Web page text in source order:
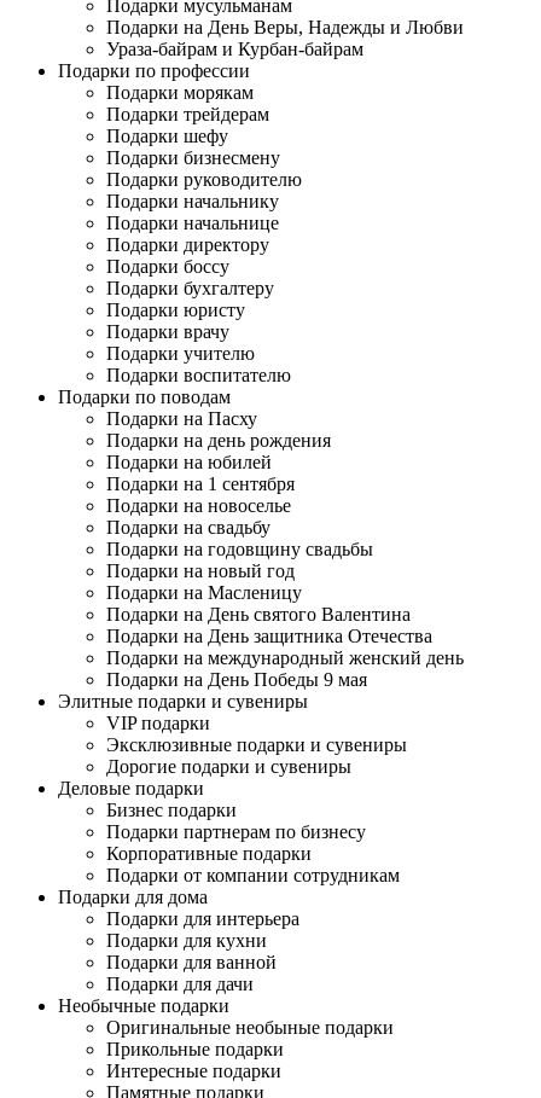
Подарки мусульманам
Подарки на День Веры, Надежды и Любви
Ураза-байрам и Курбан-байрам
Подарки по профессии
Подарки морякам
Подарки трейдерам
Подарки шефу
Подарки бизнесмену
Подарки руководителю
Подарки начальнику
Подарки начальнице
Подарки директору
Подарки боссу
Подарки бухгалтеру
Подарки юристу
Подарки врачу
Подарки учителю
Подарки воспитателю
Подарки по поводам
Подарки на Пасху
Подарки на день рождения
Подарки на юбилей
Подарки на 1 сентября
Подарки на новоселье
Подарки на свадьбу
Подарки на годовщину свадьбы
Подарки на новый год
Подарки на Масленицу
Подарки на День святого Валентина
Подарки на День защитника Отечества
Подарки на международный женский день
Подарки на День Победы 9 мая
Элитные подарки и сувениры
VIP подарки
Эксклюзивные подарки и сувениры
Дорогие подарки и сувениры
Деловые подарки
Бизнес подарки
Подарки партнерам по бизнесу
Корпоративные подарки
Подарки от компании сотрудникам
Подарки для дома
Подарки для интерьера
Подарки для кухни
Подарки для ванной
Подарки для дачи
Необычные подарки
Оригинальные необыные подарки
Прикольные подарки
Интересные подарки
Памятные подарки